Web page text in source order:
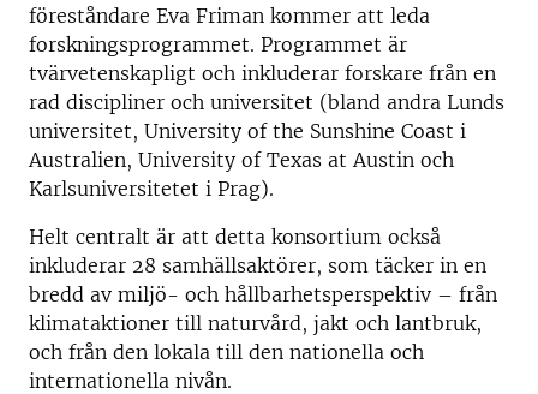
föreståndare Eva Friman kommer att leda
forskningsprogrammet. Programmet är
tvärvetenskapligt och inkluderar forskare från en
rad discipliner och universitet (bland andra Lunds
universitet, University of the Sunshine Coast i
Australien, University of Texas at Austin och
Karlsuniversitetet i Prag).
Helt centralt är att detta konsortium också
inkluderar 28 samhällsaktörer, som täcker in en
bredd av miljö- och hållbarhetsperspektiv – från
klimataktioner till naturvård, jakt och lantbruk,
och från den lokala till den nationella och
internationella nivån.